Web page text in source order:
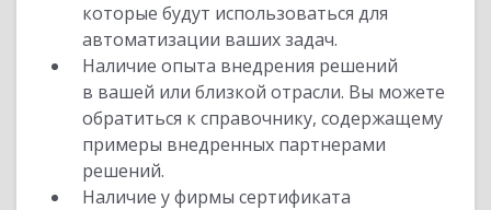
которые будут использоваться для
автоматизации ваших задач.
Наличие опыта внедрения решений
в вашей или близкой отрасли. Вы можете
обратиться к справочнику, содержащему
примеры внедренных партнерами
решений.
Наличие у фирмы сертификата